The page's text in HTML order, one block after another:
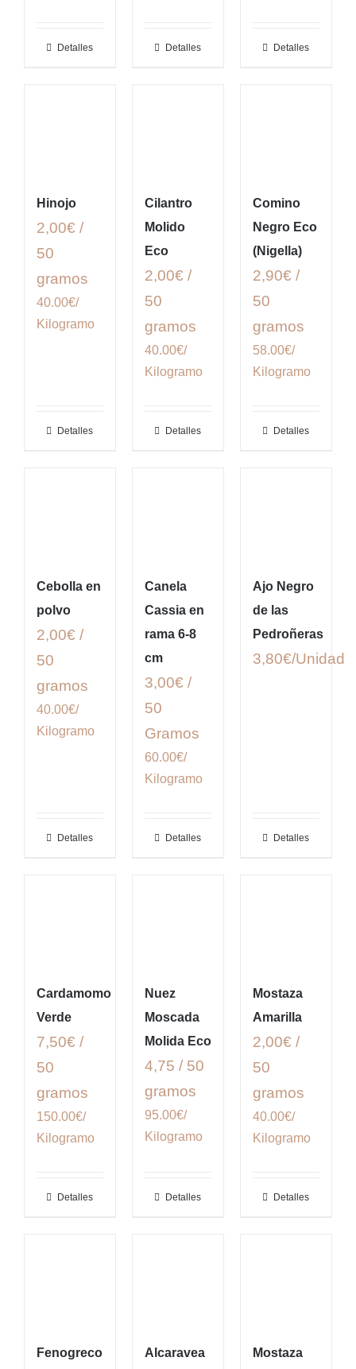
Detalles Detalles Detalles
Hinojo
2,00€ /
50
gramos
40.00€/
Kilogramo
Detalles
Cilantro
Molido
Eco
2,00€ /
50
gramos
40.00€/
Kilogramo
Detalles
Comino
Negro Eco
(Nigella)
2,90€ /
50
gramos
58.00€/
Kilogramo
Detalles
Cebolla en
polvo
2,00€ /
50
gramos
40.00€/
Kilogramo
Detalles
Canela
Cassia en
rama 6-8
cm
3,00€ /
50
Gramos
60.00€/
Kilogramo
Detalles
Ajo Negro
de las
Pedroñeras
3,80€
Detalles
Cardamomo
Verde
7,50€ /
50
gramos
150.00€/
Kilogramo
Detalles
Nuez
Moscada
Molida Eco
4,75 / 50
gramos
95.00€/
Kilogramo
Detalles
Mostaza
Amarilla
2,00€ /
50
gramos
40.00€/
Kilogramo
Detalles
Fenogreco
Alcaravea
Mostaza